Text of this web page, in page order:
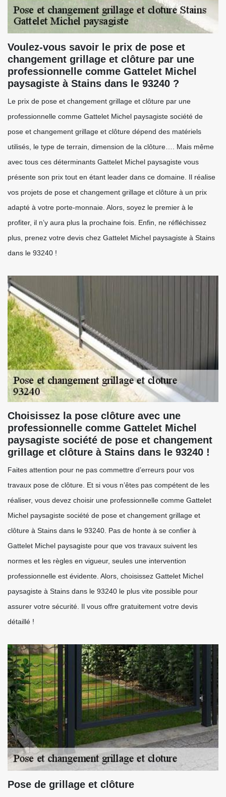
Voulez-vous savoir le prix de pose et
changement grillage et clôture par une
professionnelle comme Gattelet Michel
paysagiste à Stains dans le 93240 ?
Le prix de pose et changement grillage et clôture par une
professionnelle comme Gattelet Michel paysagiste société de
pose et changement grillage et clôture dépend des matériels
utilisés, le type de terrain, dimension de la clôture…. Mais même
avec tous ces déterminants Gattelet Michel paysagiste vous
présente son prix tout en étant leader dans ce domaine. Il réalise
vos projets de pose et changement grillage et clôture à un prix
adapté à votre porte-monnaie. Alors, soyez le premier à le
profiter, il n’y aura plus la prochaine fois. Enfin, ne réfléchissez
plus, prenez votre devis chez Gattelet Michel paysagiste à Stains
dans le 93240 !
Choisissez la pose clôture avec une
professionnelle comme Gattelet Michel
paysagiste société de pose et changement
grillage et clôture à Stains dans le 93240 !
Faites attention pour ne pas commettre d’erreurs pour vos
travaux pose de clôture. Et si vous n’êtes pas compétent de les
réaliser, vous devez choisir une professionnelle comme Gattelet
Michel paysagiste société de pose et changement grillage et
clôture à Stains dans le 93240. Pas de honte à se confier à
Gattelet Michel paysagiste pour que vos travaux suivent les
normes et les règles en vigueur, seules une intervention
professionnelle est évidente. Alors, choisissez Gattelet Michel
paysagiste à Stains dans le 93240 le plus vite possible pour
assurer votre sécurité. Il vous offre gratuitement votre devis
détaillé !
Pose de grillage et clôture